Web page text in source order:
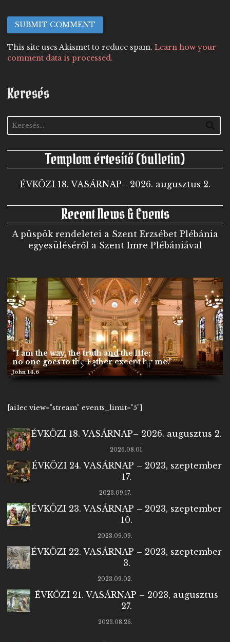
This site uses Akismet to reduce spam. Learn how your
comment data is processed.
Keresés
Templom értesítő (bulletin)
ÉVKÖZI 18. VASÁRNAP– 2026. augusztus 2.
Recent News & Events
A püspök rendeletei a Szent Erzsébet Plébánia
egyesüléséről a Szent Imre Plébániával
“I am the way, the truth and the life;
no one goes to the Father except by me.”
John 14,6
[ai1ec view="stream" events_limit="5"]
ÉVKÖZI 18. VASÁRNAP– 2026. augusztus 2.
2026.08.01.
ÉVKÖZI 24. VASÁRNAP – 2023, szeptember
17.
2023.09.17.
ÉVKÖZI 23. VASÁRNAP – 2023, szeptember
10.
2023.09.09.
ÉVKÖZI 22. VASÁRNAP – 2023, szeptember
3.
2023.09.02.
ÉVKÖZI 21. VASÁRNAP – 2023, augusztus
27.
2023.08.26.